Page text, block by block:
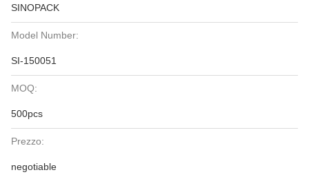
SINOPACK
Model Number:
SI-150051
MOQ:
500pcs
Prezzo:
negotiable